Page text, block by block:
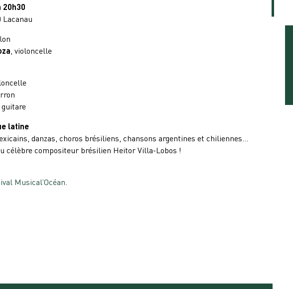
20h30
Lacanau
, violoncelle
guitare
latine
danzas, choros brésiliens, chansons argentines et chiliennes…
célèbre compositeur brésilien Heitor Villa-Lobos !
Musical’Océan.